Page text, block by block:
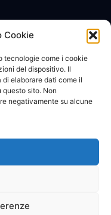
Cookie
tecnologie come i cookie
del dispositivo. Il
elaborare dati come il
sito. Non
negativamente su alcune
PRIVACY
by Go Web snc |